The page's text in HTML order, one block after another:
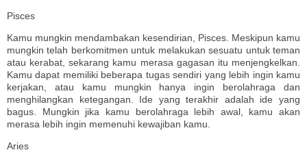
Pisces
Kamu mungkin mendambakan kesendirian, Pisces. Meskipun kamu
mungkin telah berkomitmen untuk melakukan sesuatu untuk teman
atau kerabat, sekarang kamu merasa gagasan itu menjengkelkan.
Kamu dapat memiliki beberapa tugas sendiri yang lebih ingin kamu
kerjakan, atau kamu mungkin hanya ingin berolahraga dan
menghilangkan ketegangan. Ide yang terakhir adalah ide yang
bagus. Mungkin jika kamu berolahraga lebih awal, kamu akan
merasa lebih ingin memenuhi kewajiban kamu.
Aries